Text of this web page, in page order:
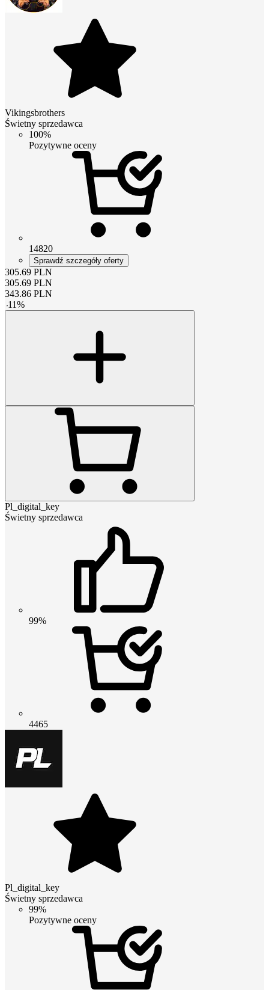
Vikingsbrothers
Świetny sprzedawca
100%
Pozytywne oceny
14820
Sprawdź szczegóły oferty
305.69 PLN
305.69 PLN
343.86 PLN
-11%
Pl_digital_key
Świetny sprzedawca
99%
4465
Pl_digital_key
Świetny sprzedawca
99%
Pozytywne oceny